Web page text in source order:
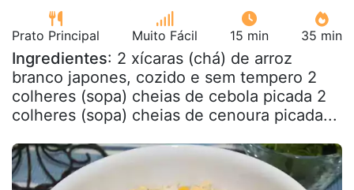
Prato Principal Muito Fácil 15 min 35 min
Ingredientes: 2 xícaras (chá) de arroz
branco japones, cozido e sem tempero 2
colheres (sopa) cheias de cebola picada 2
colheres (sopa) cheias de cenoura picada...